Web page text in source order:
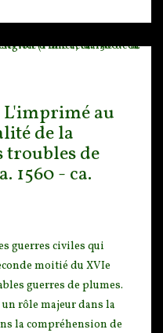
au
de la
troubles de
1560 - ca.
guerres civiles qui
moitié du XVIe
guerres de plumes.
rôle majeur dans la
la compréhension de